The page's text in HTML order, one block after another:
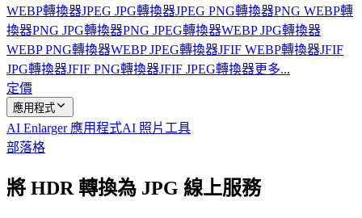
WEBP轉換器JPEG JPG轉換器JPEG PNG轉換器PNG WEBP轉
換器PNG JPG轉換器PNG JPEG轉換器WEBP JPG轉換器
WEBP PNG轉換器WEBP JPEG轉換器JFIF WEBP轉換器JFIF
JPG轉換器JFIF PNG轉換器JFIF JPEG轉換器更多...
定價
應用程式
AI Enlarger 應用程式AI 照片工具
部落格
將 HDR 轉換為 JPG 線上服務